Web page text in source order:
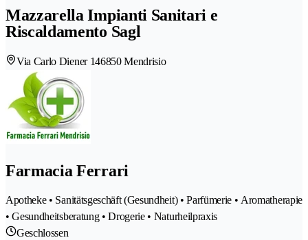
Mazzarella Impianti Sanitari e
Riscaldamento Sagl
Via Carlo Diener 146850 Mendrisio
Farmacia Ferrari
Apotheke • Sanitätsgeschäft (Gesundheit) • Parfümerie • Aromatherapie
• Gesundheitsberatung • Drogerie • Naturheilpraxis
Geschlossen